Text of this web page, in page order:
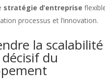
stratégie d’entreprise
processus et l’innovation.
la scalabilité
du